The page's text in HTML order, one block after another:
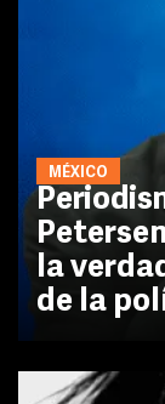
MÉXICO
la
de la